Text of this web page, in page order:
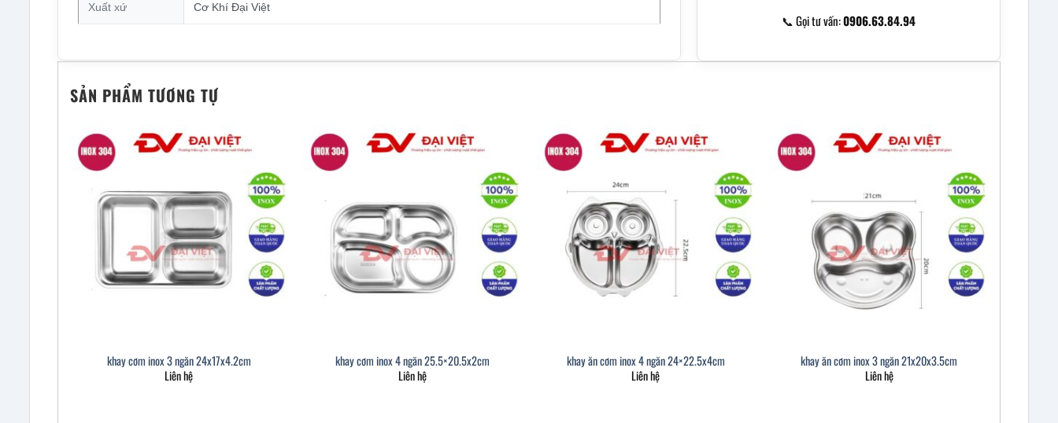
Xuất xứ Cơ Khí Đại Việt
📞 Gọi tư vấn:0906.63.84.94
SẢN PHẨM TƯƠNG TỰ
khay cơm inox 3 ngăn 24x17x4.2cm
Liên hệ
khay cơm inox 4 ngăn 25.5×20.5x2cm
Liên hệ
khay ăn cơm inox 4 ngăn 24×22.5x4cm
Liên hệ
khay ăn cơm inox 3 ngăn 21x20x3.5cm
Liên hệ